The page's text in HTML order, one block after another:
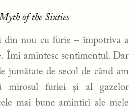
of the Sixties
din nou cu furie – împotriva a
Îmi amintesc sentimentul. Dar
jumătate de secol de când am
mirosul furiei și al gazelor
mai bune amintiri ale mele